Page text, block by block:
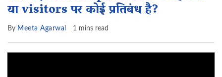
या visitors पर कोई प्रतिबंध है?
By Meeta Agarwal 1 mins read